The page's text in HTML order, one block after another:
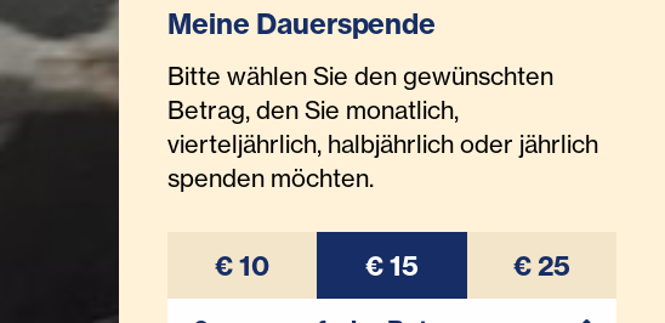
Meine Dauerspende
Bitte wählen Sie den gewünschten
Betrag, den Sie monatlich,
vierteljährlich, halbjährlich oder jährlich
spenden möchten.
€ 10 € 15 € 25